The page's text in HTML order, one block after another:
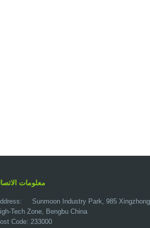
معلومات
Sunmoon Industry Park, 985
Tech Zone, Bengbu China
Code: 233000